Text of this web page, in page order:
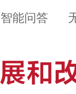
智能问答